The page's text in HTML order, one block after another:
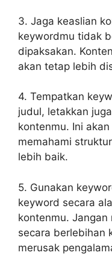
3. Jaga keaslian
keywordmu tidak
dipaksakan.
akan tetap lebih
4. Tempatkan
judul, letakkan
kontenmu. Ini
memahami
lebih baik.
5. Gunakan
keyword secara
kontenmu.
secara berlebihan
merusak